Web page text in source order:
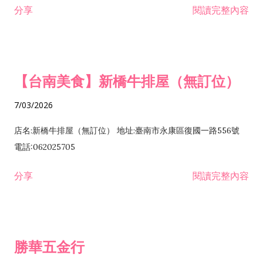
發業 H703090 不動產買賣業 H703100 不動產租賃業 I503010
分享 閱讀完整內容
【台南美食】新橋牛排屋（無訂位）
7/03/2026
店名:新橋牛排屋（無訂位） 地址:臺南市永康區復國一路556號
電話:062025705
分享 閱讀完整內容
勝華五金行